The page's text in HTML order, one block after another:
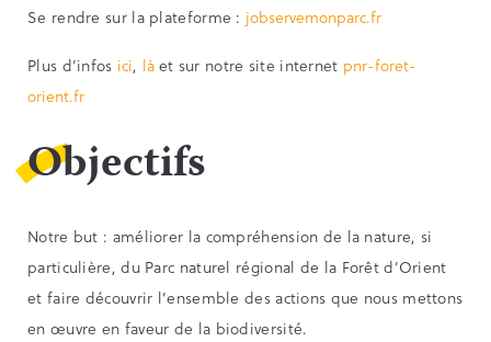
Se rendre sur la plateforme : jobservemonparc.fr
Plus d’infos ici, làet sur notre site internet pnr-foret-
orient.fr
Objectifs
Notre but : améliorer la compréhension de la nature, si
particulière, du Parc naturel régional de la Forêt d’Orient
et faire découvrir l’ensemble des actions que nous mettons
en œuvre en faveur de la biodiversité.